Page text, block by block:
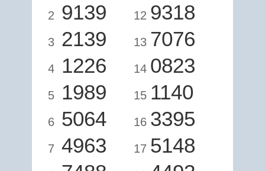
2 9139
3 2139
4 1226
5 1989
6 5064
7 4963
12 9318
13 7076
14 0823
15 1140
16 3395
17 5148